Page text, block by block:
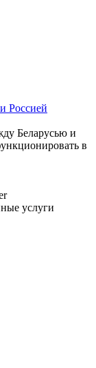
Россией
Беларусью и
в
услуги